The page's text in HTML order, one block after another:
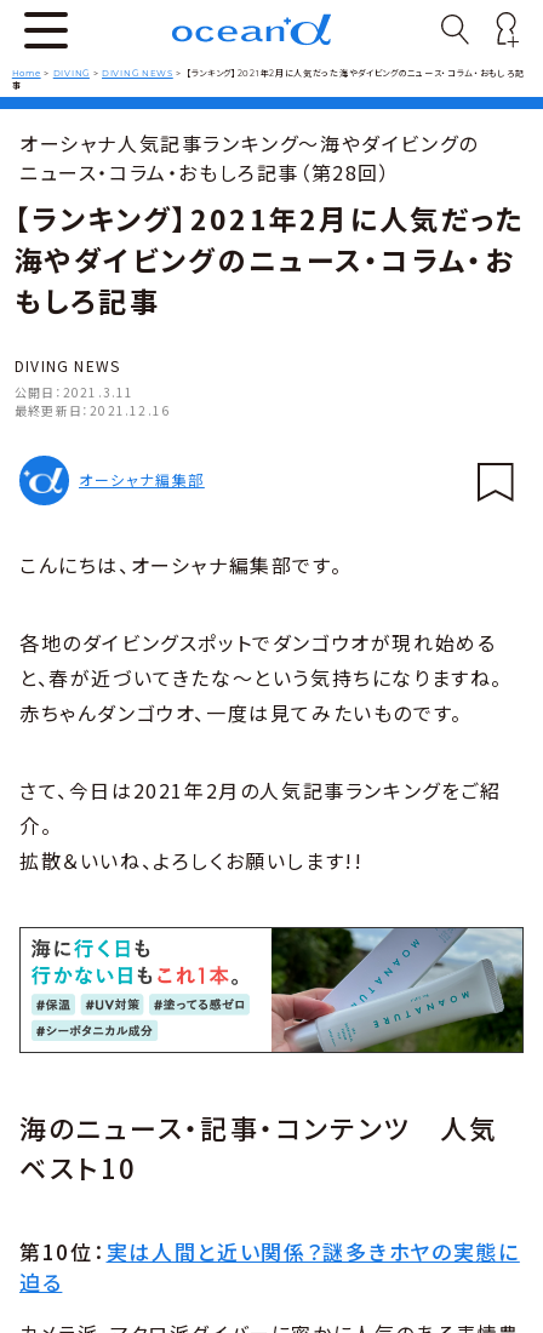
Home > DIVING >DIVING NEWS >
【ランキング】2021年2月に人気だった海やダイビングのニュース・コラム・おもしろ記
事
オーシャナ人気記事ランキング～海やダイビングの
ニュース・コラム・おもしろ記事（第28回）
【ランキング】2021年2月に人気だった
海やダイビングのニュース・コラム・お
もしろ記事
DIVING NEWS
公開日： 2021.3.11
最終更新日： 2021.12.16
オーシャナ編集部
こんにちは、オーシャナ編集部です。
各地のダイビングスポットでダンゴウオが現れ始める
と、春が近づいてきたな〜という気持ちになりますね。
赤ちゃんダンゴウオ、一度は見てみたいものです。
さて、今日は2021年2月の人気記事ランキングをご紹
介。
拡散＆いいね、よろしくお願いします!!
海のニュース・記事・コンテンツ 人気
ベスト10
第10位： 実は人間と近い関係？謎多きホヤの実態に
迫る